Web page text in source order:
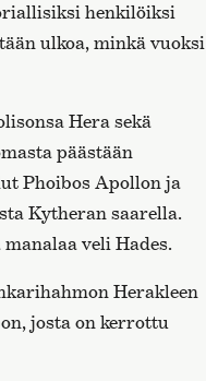
henkilöiksi
ulkoa, minkä vuoksi
Hera sekä
päästään
Phoibos Apollon ja
Kytheran saarella.
veli Hades.
Herakleen
josta on kerrottu